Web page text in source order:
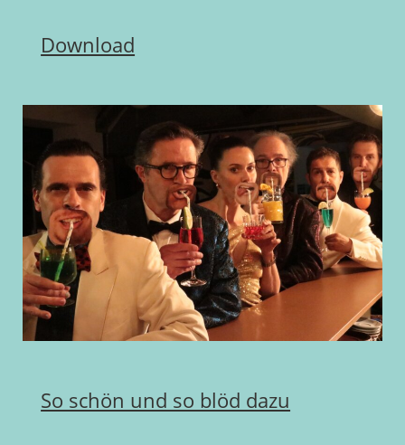
Download
So schön und so blöd dazu